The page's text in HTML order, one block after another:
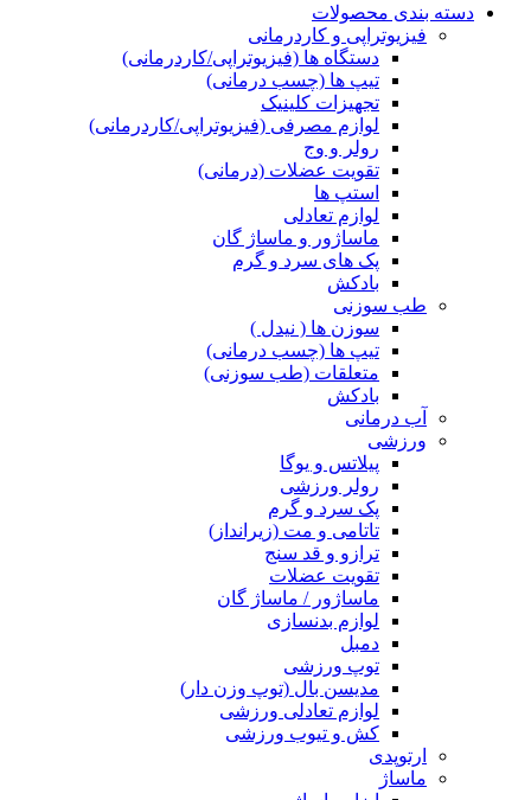
دسته بندی محصولات
فیزیوتراپی و کاردرمانی
دستگاه ها (فیزیوتراپی/کاردرمانی)
تیپ ها (چسب درمانی)
تجهیزات کلینیک
لوازم مصرفی (فیزیوتراپی/کاردرمانی)
رولر و وج
تقویت عضلات (درمانی)
استپ ها
لوازم تعادلی
ماساژور و ماساژ گان
پک های سرد و گرم
بادکش
طب سوزنی
سوزن ها ( نیدل )
تیپ ها (چسب درمانی)
متعلقات (طب سوزنی)
بادکش
آب درمانی
ورزشی
پیلاتس و یوگا
رولر ورزشی
پک سرد و گرم
تاتامی و مت (زیرانداز)
ترازو و قد سنج
تقویت عضلات
ماساژور / ماساژ گان
لوازم بدنسازی
دمبل
توپ ورزشی
مدیسن بال (توپ وزن دار)
لوازم تعادلی ورزشی
کش و تیوب ورزشی
ارتوپدی
ماساژ